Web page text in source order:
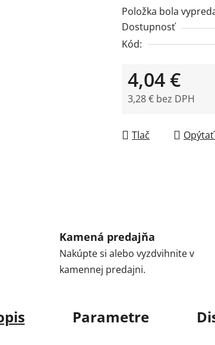
Položka bola
Dostupnosť
Kód:
4,04 €
3,28 € bez DPH
Tlač
Kamená predajňa
Nakúpte si alebo vyzdvihnite v
kamennej predajni.
Parametre